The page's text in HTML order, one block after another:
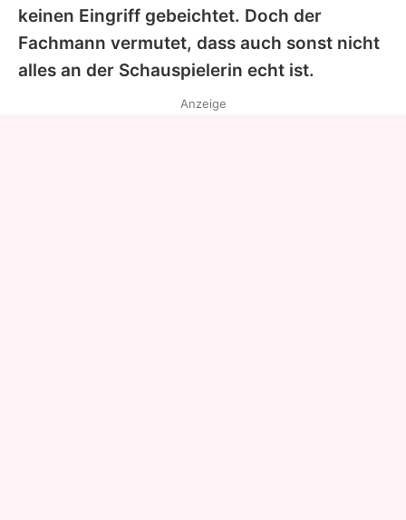
keinen Eingriff gebeichtet. Doch der
Fachmann vermutet, dass auch sonst nicht
alles an der Schauspielerin echt ist.
Anzeige